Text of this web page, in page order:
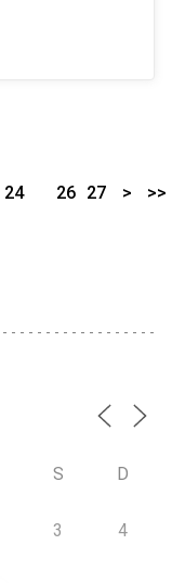
24
26 27 > >>
S D
3 4